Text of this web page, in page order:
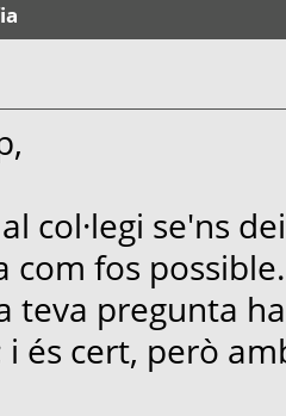
col·legi se'ns
com fos possible.
teva pregunta
i és cert, però